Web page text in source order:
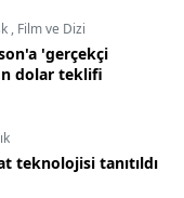
, Film ve Dizi
'gerçekçi
dolar teklifi
teknolojisi tanıtıldı